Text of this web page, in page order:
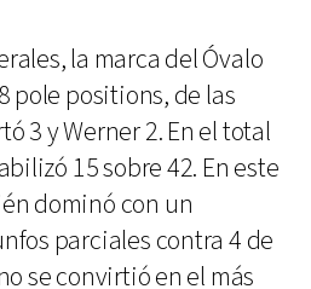
la marca del Óvalo
pole positions, de las
3 y Werner 2. En el total
15 sobre 42. En este
dominó con un
parciales contra 4 de
se convirtió en el más